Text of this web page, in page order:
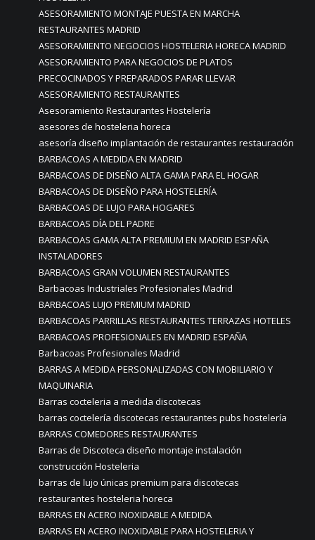
ASESORAMIENTO MONTAJE PUESTA EN MARCHA
RESTAURANTES MADRID
ASESORAMIENTO NEGOCIOS HOSTELERIA HORECA MADRID
ASESORAMIENTO PARA NEGOCIOS DE PLATOS
PRECOCINADOS Y PREPARADOS PARAR LLEVAR
ASESORAMIENTO RESTAURANTES
Asesoramiento Restaurantes Hostelería
asesores de hosteleria horeca
asesoría diseño implantación de restaurantes restauración
BARBACOAS A MEDIDA EN MADRID
BARBACOAS DE DISEÑO ALTA GAMA PARA EL HOGAR
BARBACOAS DE DISEÑO PARA HOSTELERÍA
BARBACOAS DE LUJO PARA HOGARES
BARBACOAS DÍA DEL PADRE
BARBACOAS GAMA ALTA PREMIUM EN MADRID ESPAÑA
INSTALADORES
BARBACOAS GRAN VOLUMEN RESTAURANTES
Barbacoas Industriales Profesionales Madrid
BARBACOAS LUJO PREMIUM MADRID
BARBACOAS PARRILLAS RESTAURANTES TERRAZAS HOTELES
BARBACOAS PROFESIONALES EN MADRID ESPAÑA
Barbacoas Profesionales Madrid
BARRAS A MEDIDA PERSONALIZADAS CON MOBILIARIO Y
MAQUINARIA
Barras cocteleria a medida discotecas
barras coctelería discotecas restaurantes pubs hostelería
BARRAS COMEDORES RESTAURANTES
Barras de Discoteca diseño montaje instalación
construcción Hosteleria
barras de lujo únicas premium para discotecas
restaurantes hosteleria horeca
BARRAS EN ACERO INOXIDABLE A MEDIDA
BARRAS EN ACERO INOXIDABLE PARA HOSTELERIA Y